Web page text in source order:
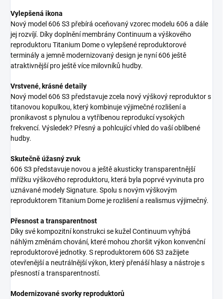
Vylepšená ikona
Nový model 606 S3 přebírá oceňovaný vzorec modelu 606 a dále
jej rozvíjí. Díky doplnění membrány Continuum a výškového
reproduktoru Titanium Dome o vylepšené reproduktorové
terminály a jemně modernizovaný design je nyní 606 ještě
atraktivnější pro ještě více milovníků hudby.
Vrstvené, krásné detaily
Nový model 606 S3 představuje zcela nový výškový reproduktor s
titanovou kopulkou, který kombinuje výjimečné rozlišení a
pronikavost s plynulou a vytříbenou reprodukcí vysokých
frekvencí. Výsledek? Přesný a pohlcující vhled do vaší oblíbené
hudby.
Skutečně úžasný zvuk
606 S3 představuje novou a ještě akusticky transparentnější
mřížku výškového reproduktoru, která byla poprvé vyvinuta pro
uznávané modely Signature. Spolu s novým výškovým
reproduktorem Titanium Dome je rozlišení a realismus výjimečný.
Přesnost a transparentnost
Díky své kompozitní konstrukci se kužel Continuum vyhýbá
náhlým změnám chování, které mohou zhoršit výkon konvenční
reproduktorové jednotky. S reproduktorem 606 S3 zažijete
otevřenější a neutrálnější výkon, který přenáší hlasy a nástroje s
přesností a transparentností.
Modernizované svorky reproduktorů